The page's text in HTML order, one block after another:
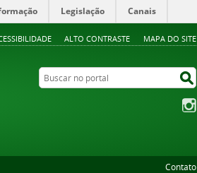
ALTO CONTRASTE MAPA DO SITE
Legislação Canais
Buscar no portal
Contato